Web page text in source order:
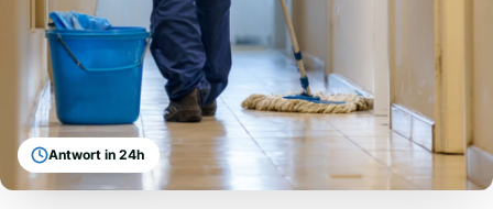
Antwort in 24h